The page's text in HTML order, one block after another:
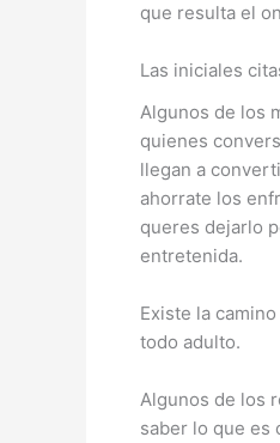
que resulta el
Las iniciales
Algunos de los
quienes
llegan a
ahorrate los
queres dejarlo
entretenida.
Existe la
todo adulto.
Algunos de los
saber lo que es